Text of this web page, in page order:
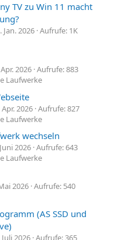
TV zu Win 11 macht
Jan. 2026 Aufrufe: 1K
2026 Aufrufe: 883
Laufwerke
Apr. 2026 Aufrufe: 827
Laufwerke
wechseln
2026 Aufrufe: 643
Laufwerke
2026 Aufrufe: 540
(AS SSD und
Juli 2026 Aufrufe: 365